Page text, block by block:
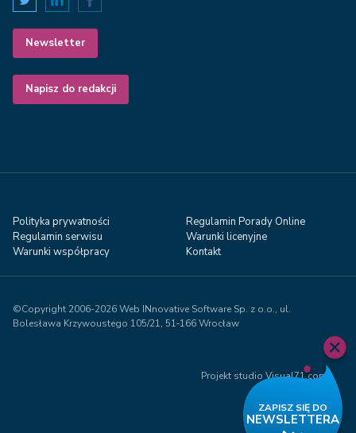
Newsletter
Napisz do redakcji
Polityka prywatności
Regulamin Porady Online
Regulamin serwisu
Warunki licenyjne
Warunki współpracy
Kontakt
©Copyright 2006-2026 Web INnovative Software Sp. z o.o., ul.
Bolesława Krzywoustego 105/21, 51‑166 Wrocław
Projekt studio Visual71.com